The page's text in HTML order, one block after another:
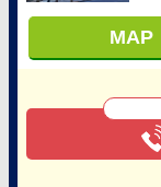
MAP